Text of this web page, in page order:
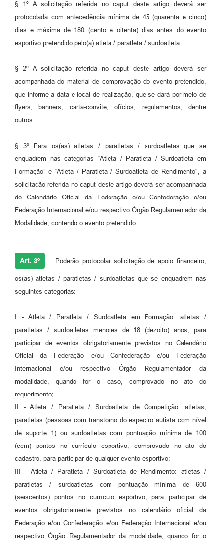
§ 1º A solicitação referida no caput deste artigo deverá ser
protocolada com antecedência mínima de 45 (quarenta e cinco)
dias e máxima de 180 (cento e oitenta) dias antes do evento
esportivo pretendido pelo(a) atleta / paratleta / surdoatleta.
§ 2º A solicitação referida no caput deste artigo deverá ser
acompanhada do material de comprovação do evento pretendido,
que informe a data e local de realização, que se dará por meio de
flyers, banners, carta-convite, ofícios, regulamentos, dentre
outros.
§ 3º Para os(as) atletas / paratletas / surdoatletas que se
enquadrem nas categorias “Atleta / Paratleta / Surdoatleta em
Formação” e “Atleta / Paratleta / Surdoatleta de Rendimento", a
solicitação referida no caput deste artigo deverá ser acompanhada
do Calendário Oficial da Federação e/ou Confederação e/ou
Federação Internacional e/ou respectivo Órgão Regulamentador da
Modalidade, contendo o evento pretendido.
Art. 3º Poderão protocolar solicitação de apoio financeiro,
os(as) atletas / paratletas / surdoatletas que se enquadrem nas
seguintes categorias:
I - Atleta / Paratleta / Surdoatleta em Formação: atletas /
paratletas / surdoatletas menores de 18 (dezoito) anos, para
participar de eventos obrigatoriamente previstos no Calendário
Oficial da Federação e/ou Confederação e/ou Federação
Internacional e/ou respectivo Órgão Regulamentador da
modalidade, quando for o caso, comprovado no ato do
requerimento;
II - Atleta / Paratleta / Surdoatleta de Competição: atletas,
paratletas (pessoas com transtorno do espectro autista com nível
de suporte 1) ou surdoatletas com pontuação mínima de 100
(cem) pontos no currículo esportivo, comprovado no ato do
cadastro, para participar de qualquer evento esportivo;
III - Atleta / Paratleta / Surdoatleta de Rendimento: atletas /
paratletas / surdoatletas com pontuação mínima de 600
(seiscentos) pontos no currículo esportivo, para participar de
eventos obrigatoriamente previstos no calendário oficial da
Federação e/ou Confederação e/ou Federação Internacional e/ou
respectivo Órgão Regulamentador da modalidade, quando for o